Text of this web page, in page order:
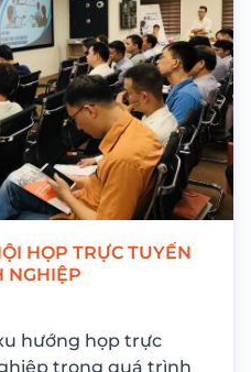
HỌP TRỰC TUYẾN
NGHIỆP
hướng họp trực
trong quá trình